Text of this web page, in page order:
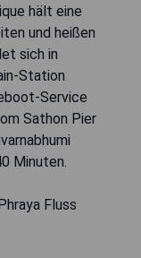
hält eine
und heißen
sich in
Station
Service
Sathon Pier
Minuten.
Fluss